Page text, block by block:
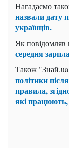
Нагадаємо
назвали дату
українців.
Як
середня
Також
політики
правила,
які працюють,